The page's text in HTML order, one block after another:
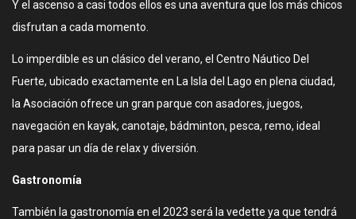
Y el ascenso a casi todos ellos es una aventura que los más chicos
disfrutan a cada momento.
Lo imperdible es un clásico del verano, el Centro Náutico Del
Fuerte, ubicado exactamente en La Isla del Lago en plena ciudad,
la Asociación ofrece un gran parque con asadores, juegos,
navegación en kayak, canotaje, bádminton, pesca, remo, ideal
para pasar un día de relax y diversión.
Gastronomía
También la gastronomía en el 2023 será la vedette ya que tendrá